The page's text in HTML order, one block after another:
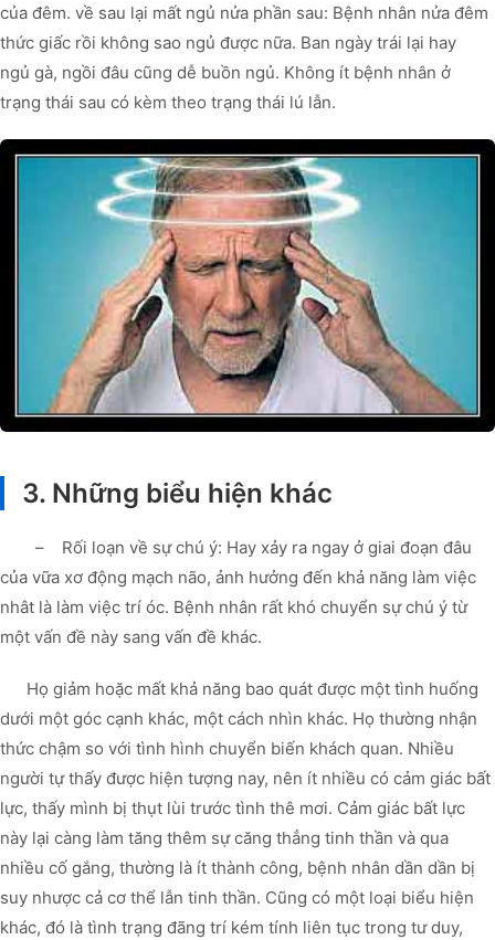
của đêm. về sau lại mất ngủ nửa phần sau: Bệnh nhân nửa đêm
thức giấc rồi không sao ngủ được nữa. Ban ngày trái lại hay
ngủ gà, ngồi đâu cũng dễ buồn ngủ. Không ít bệnh nhân ở
trạng thái sau có kèm theo trạng thái lú lẫn.
3. Những biểu hiện khác
– Rối loạn về sự chú ý: Hay xảy ra ngay ở giai đoạn đâu
của vữa xơ động mạch não, ảnh hưởng đến khả năng làm việc
nhât là làm việc trí óc. Bệnh nhân rất khó chuyển sự chú ý từ
một vấn đề này sang vấn đề khác.
Họ giảm hoặc mất khả năng bao quát được một tình huống
dưới một góc cạnh khác, một cách nhìn khác. Họ thường nhận
thức chậm so với tình hình chuyển biến khách quan. Nhiều
người tự thấy được hiện tượng nay, nên ít nhiều có cảm giác bất
lực, thấy mình bị thụt lùi trước tình thê mơi. Cảm giác bất lực
này lại càng làm tăng thêm sự căng thẳng tinh thần và qua
nhiều cố gắng, thường là ít thành công, bệnh nhân dần dần bị
suy nhược cả cơ thể lẫn tinh thần. Cũng có một loại biểu hiện
khác, đó là tình trạng đãng trí kém tính liên tục trong tư duy,